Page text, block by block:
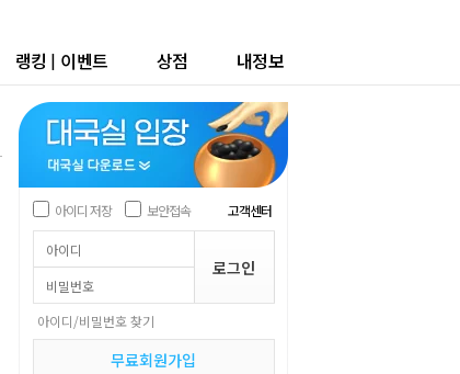
랭킹 | 이벤트 상점 내정보
아이디 저장 보안접속 고객센터
아이디/비밀번호 찾기
무료회원가입